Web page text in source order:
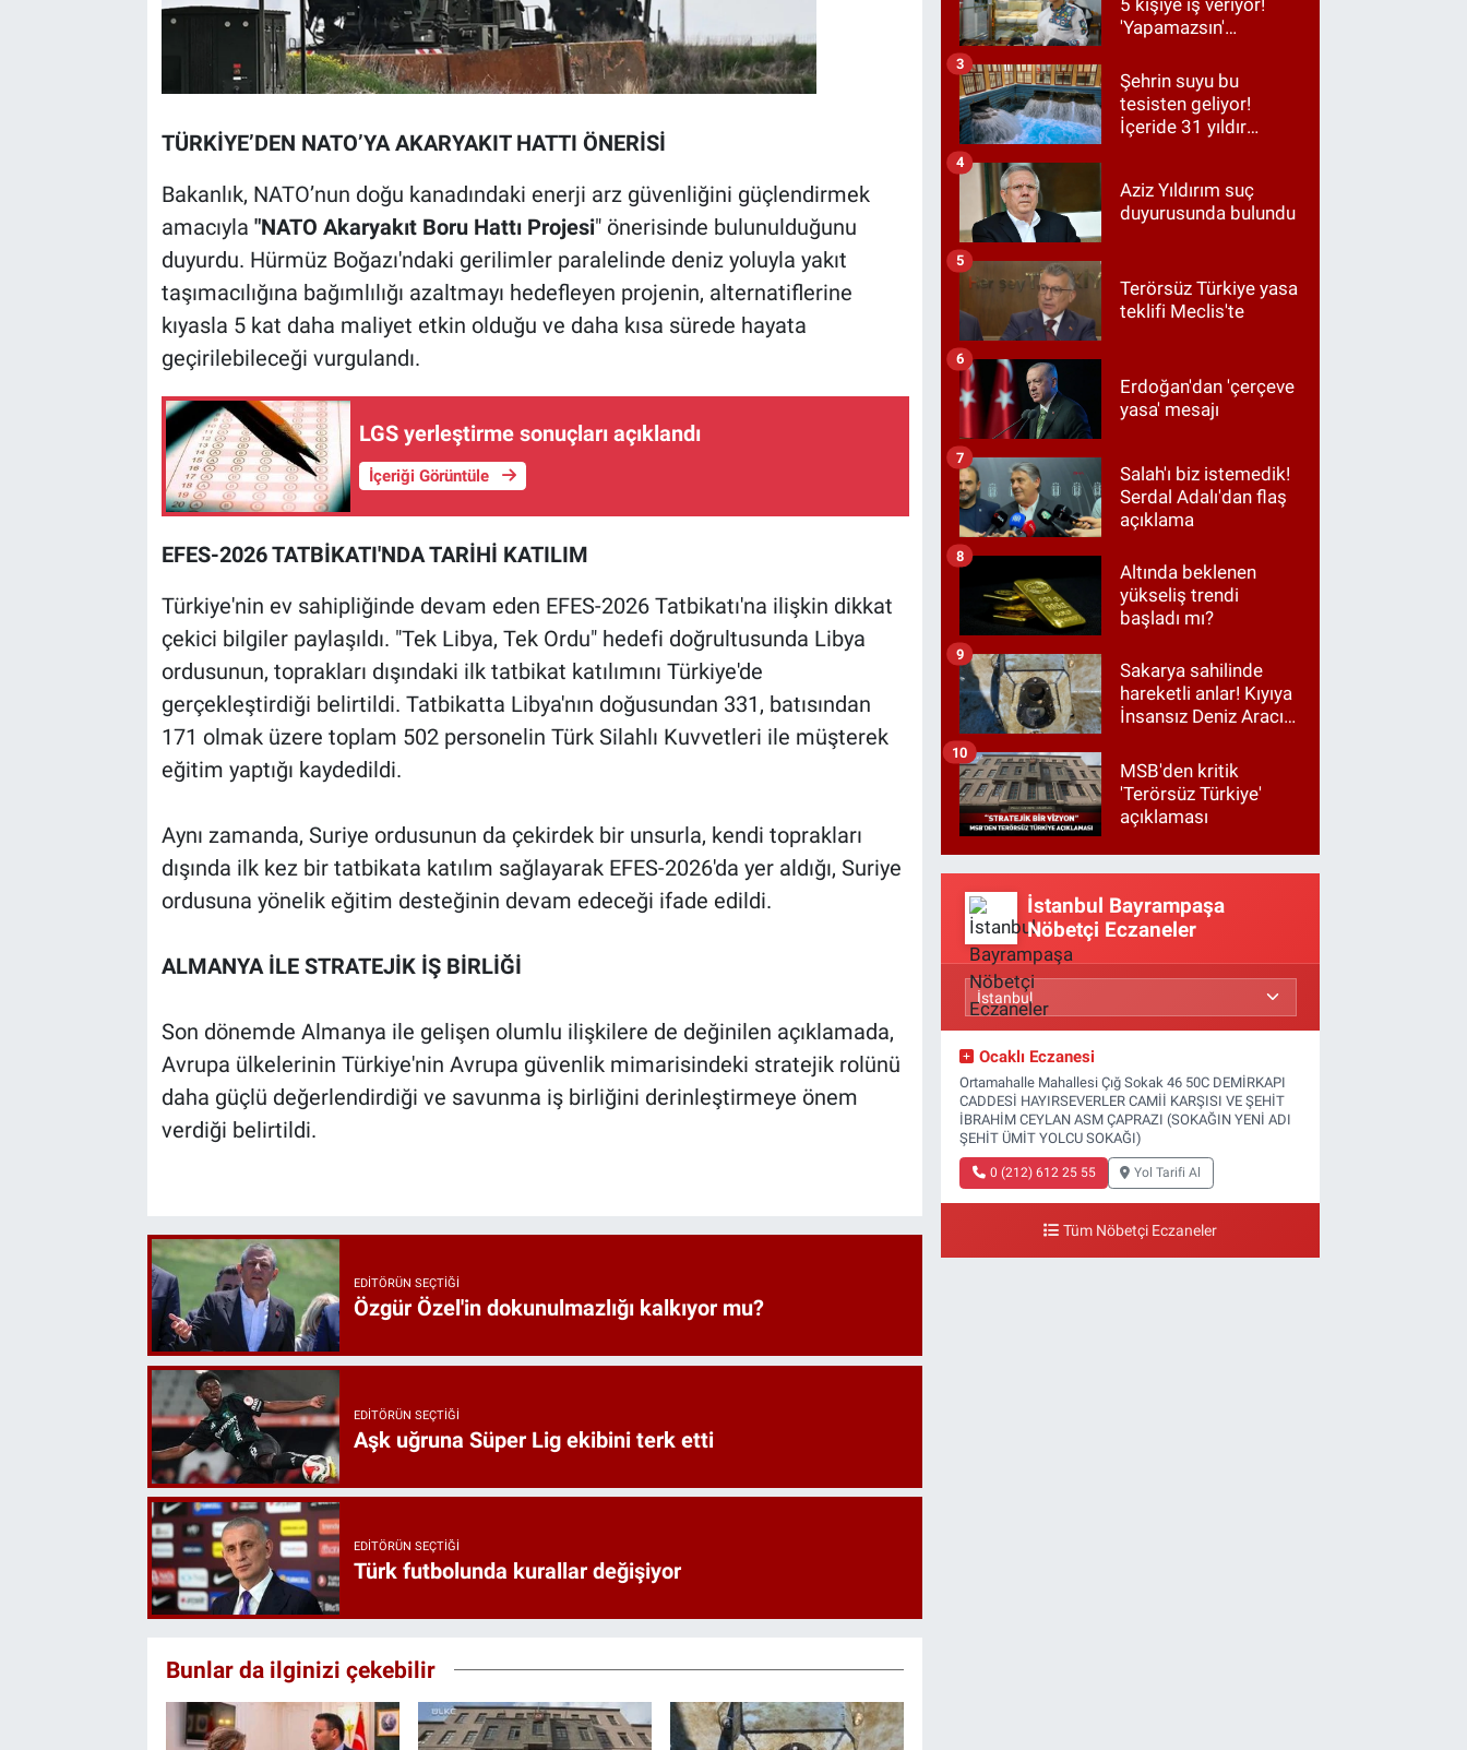
TÜRKİYE’DEN NATO’YA AKARYAKIT HATTI ÖNERİSİ
Bakanlık, NATO’nun doğu kanadındaki enerji arz güvenliğini güçlendirmek
amacıyla "NATO Akaryakıt Boru Hattı Projesi" önerisinde bulunulduğunu
duyurdu. Hürmüz Boğazı'ndaki gerilimler paralelinde deniz yoluyla yakıt
taşımacılığına bağımlılığı azaltmayı hedefleyen projenin, alternatiflerine
kıyasla 5 kat daha maliyet etkin olduğu ve daha kısa sürede hayata
geçirilebileceği vurgulandı.
LGS yerleştirme sonuçları açıklandı
İçeriği Görüntüle
EFES-2026 TATBİKATI'NDA TARİHİ KATILIM
Türkiye'nin ev sahipliğinde devam eden EFES-2026 Tatbikatı'na ilişkin dikkat
çekici bilgiler paylaşıldı. "Tek Libya, Tek Ordu" hedefi doğrultusunda Libya
ordusunun, toprakları dışındaki ilk tatbikat katılımını Türkiye'de
gerçekleştirdiği belirtildi. Tatbikatta Libya'nın doğusundan 331, batısından
171 olmak üzere toplam 502 personelin Türk Silahlı Kuvvetleri ile müşterek
eğitim yaptığı kaydedildi.
Aynı zamanda, Suriye ordusunun da çekirdek bir unsurla, kendi toprakları
dışında ilk kez bir tatbikata katılım sağlayarak EFES-2026'da yer aldığı, Suriye
ordusuna yönelik eğitim desteğinin devam edeceği ifade edildi.
ALMANYA İLE STRATEJİK İŞ BİRLİĞİ
Son dönemde Almanya ile gelişen olumlu ilişkilere de değinilen açıklamada,
Avrupa ülkelerinin Türkiye'nin Avrupa güvenlik mimarisindeki stratejik rolünü
daha güçlü değerlendirdiği ve savunma iş birliğini derinleştirmeye önem
verdiği belirtildi.
EDITÖRÜN SEÇTIĞI
Özgür Özel'in dokunulmazlığı kalkıyor mu?
EDITÖRÜN SEÇTIĞI
Aşk uğruna Süper Lig ekibini terk etti
EDITÖRÜN SEÇTIĞI
Türk futbolunda kurallar değişiyor
Bunlar da ilginizi çekebilir
5 kişiye iş veriyor!
'Yapamazsın'
cevap
Şehrin suyu bu
tesisten geliyor!
İçeride 31 yıldır
3
Aziz Yıldırım suç
duyurusunda bulundu
4
Terörsüz Türkiye yasa
teklifi Meclis'te
5
Erdoğan'dan 'çerçeve
yasa' mesajı
6
Salah'ı biz istemedik!
Serdal Adalı'dan flaş
açıklama
7
Altında beklenen
yükseliş trendi
başladı mı?
8
Sakarya sahilinde
hareketli anlar! Kıyıya
İnsansız Deniz Aracı
9
MSB'den kritik
'Terörsüz Türkiye'
açıklaması
10
İstanbul Bayrampaşa
Nöbetçi Eczaneler
Ocaklı Eczanesi
Ortamahalle Mahallesi Çığ Sokak 46 50C DEMİRKAPI
CADDESİ HAYIRSEVERLER CAMİİ KARŞISI VE ŞEHİT
İBRAHİM CEYLAN ASM ÇAPRAZI (SOKAĞIN YENİ ADI
ŞEHİT ÜMİT YOLCU SOKAĞI)
0 (212) 612 25 55 Yol Tarifi Al
Tüm Nöbetçi Eczaneler